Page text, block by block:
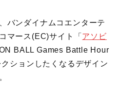
バンダイナムコエンターテ
マース(EC)サイト「 アソビ
BALL Games Battle Hour
ションしたくなるデザイン